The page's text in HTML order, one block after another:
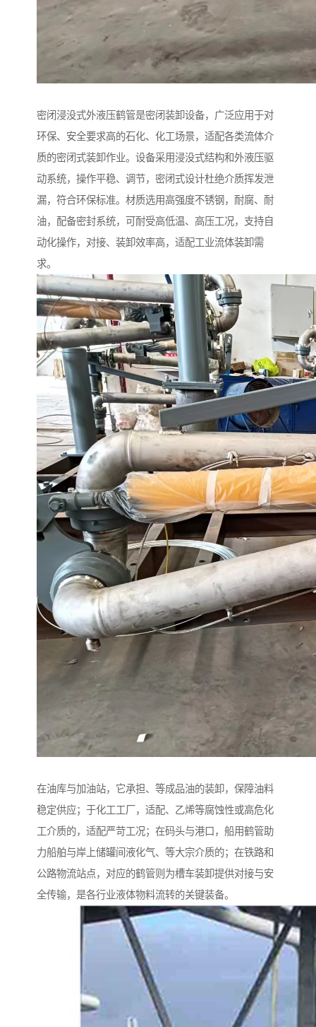
密闭浸没式外液压鹤管是密闭装卸设备，广泛应用于对
环保、安全要求高的石化、化工场景，适配各类流体介
质的密闭式装卸作业。设备采用浸没式结构和外液压驱
动系统，操作平稳、调节，密闭式设计杜绝介质挥发泄
漏，符合环保标准。材质选用高强度不锈钢，耐腐、耐
油，配备密封系统，可耐受高低温、高压工况，支持自
动化操作，对接、装卸效率高，适配工业流体装卸需
求。
在油库与加油站，它承担、等成品油的装卸，保障油料
稳定供应；于化工工厂，适配、乙烯等腐蚀性或高危化
工介质的，适配严苛工况；在码头与港口，船用鹤管助
力船舶与岸上储罐间液化气、等大宗介质的；在铁路和
公路物流站点，对应的鹤管则为槽车装卸提供对接与安
全传输，是各行业液体物料流转的关键装备。